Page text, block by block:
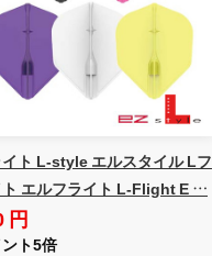
ト L-style エルスタイル Lフ
ト エルフライト L-Flight E …
円
ト5倍